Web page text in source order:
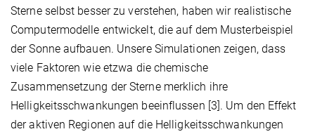
Sterne selbst besser zu verstehen, haben wir realistische
Computermodelle entwickelt, die auf dem Musterbeispiel
der Sonne aufbauen. Unsere Simulationen zeigen, dass
viele Faktoren wie etzwa die chemische
Zusammensetzung der Sterne merklich ihre
Helligkeitsschwankungen beeinflussen [3]. Um den Effekt
der aktiven Regionen auf die Helligkeitsschwankungen